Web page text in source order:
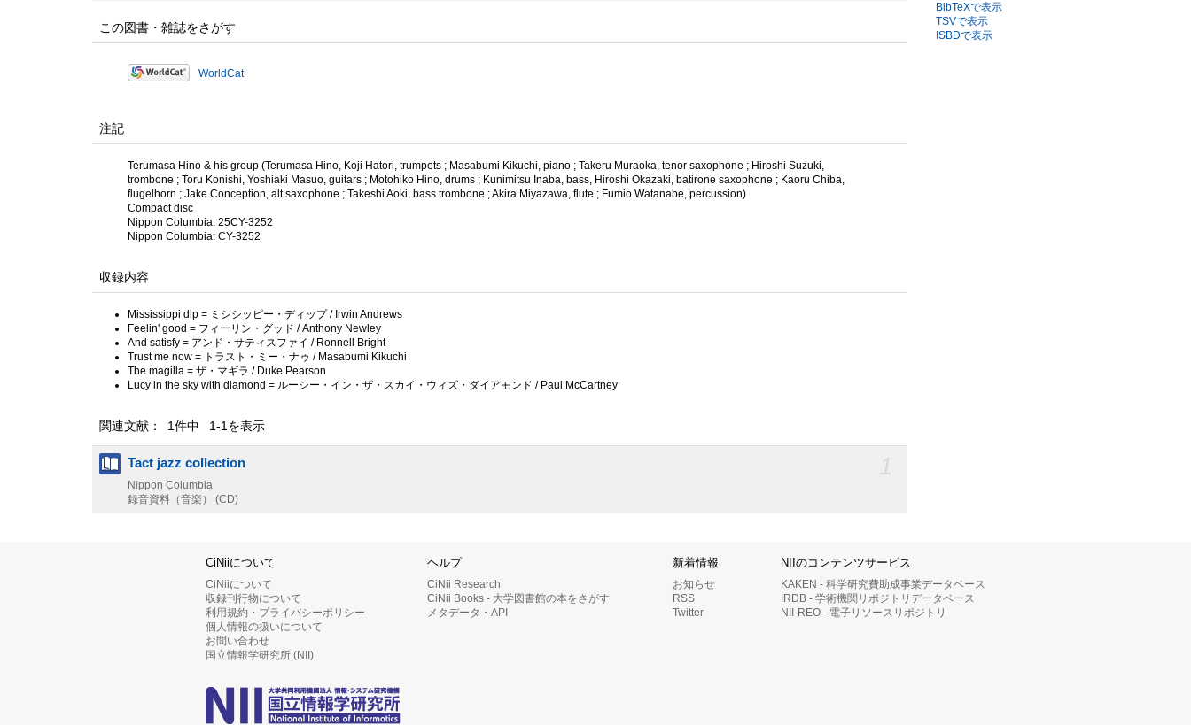
この図書・雑誌をさがす
WorldCat
注記
Terumasa Hino & his group (Terumasa Hino, Koji Hatori, trumpets ; Masabumi Kikuchi, piano ; Takeru Muraoka, tenor saxophone ; Hiroshi Suzuki,
trombone ; Toru Konishi, Yoshiaki Masuo, guitars ; Motohiko Hino, drums ; Kunimitsu Inaba, bass, Hiroshi Okazaki, batirone saxophone ; Kaoru Chiba,
flugelhorn ; Jake Conception, alt saxophone ; Takeshi Aoki, bass trombone ; Akira Miyazawa, flute ; Fumio Watanabe, percussion)
Compact disc
Nippon Columbia: 25CY-3252
Nippon Columbia: CY-3252
収録内容
Mississippi dip = ミシシッピー・ディップ / Irwin Andrews
Feelin' good = フィーリン・グッド / Anthony Newley
And satisfy = アンド・サティスファイ / Ronnell Bright
Trust me now = トラスト・ミー・ナゥ / Masabumi Kikuchi
The magilla = ザ・マギラ / Duke Pearson
Lucy in the sky with diamond = ルーシー・イン・ザ・スカイ・ウィズ・ダイアモンド / Paul McCartney
関連文献： 1件中 1-1を表示
Tact jazz collection
Nippon Columbia
録音資料（音楽） (CD)
BibTeXで表示
TSVで表示
ISBDで表示
CiNiiについて
CiNiiについて
収録刊行物について
利用規約・プライバシーポリシー
個人情報の扱いについて
お問い合わせ
国立情報学研究所 (NII)
ヘルプ
CiNii Research
CiNii Books - 大学図書館の本をさがす
メタデータ・API
新着情報
お知らせ
RSS
Twitter
NIIのコンテンツサービス
KAKEN - 科学研究費助成事業データベース
IRDB - 学術機関リポジトリデータベース
NII-REO - 電子リソースリポジトリ